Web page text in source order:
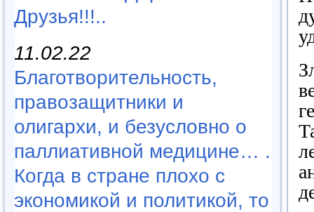
Друзья!!!..
11.02.22
Благотворительность,
правозащитники и
олигархи, и безусловно о
паллиативной медицине… .
Когда в стране плохо с
экономикой и политикой, то